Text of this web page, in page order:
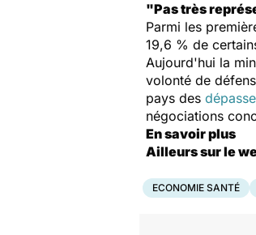
"Pas très
Parmi les
19,6 % de
Aujourd'hui la
volonté de
pays des
négociations
En savoir plus
Ailleurs sur le
ECONOMIE SANTÉ